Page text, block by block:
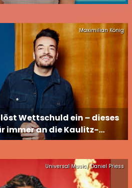
Maximilian König
Wettschuld ein – dieses
immer an die Kaulitz-
Universal Music/ Daniel Priess